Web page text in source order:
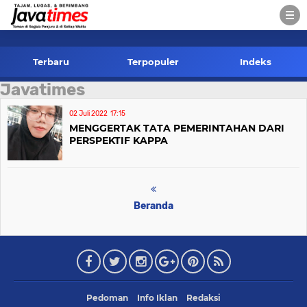
-->
Terbaru Terpopuler Indeks
Javatimes
02 Juli 2022 17:15
MENGGERTAK TATA PEMERINTAHAN DARI
PERSPEKTIF KAPPA
Beranda
Pedoman Info Iklan Redaksi